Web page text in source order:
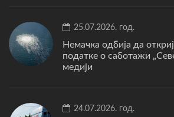
25.07.2026. год.
Немачка одбија да
податке о саботажи
медији
24.07.2026. год.